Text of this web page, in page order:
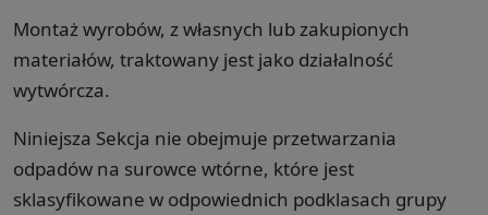
Montaż wyrobów, z własnych lub zakupionych
materiałów, traktowany jest jako działalność
wytwórcza.
Niniejsza Sekcja nie obejmuje przetwarzania
odpadów na surowce wtórne, które jest
sklasyfikowane w odpowiednich podklasach grupy